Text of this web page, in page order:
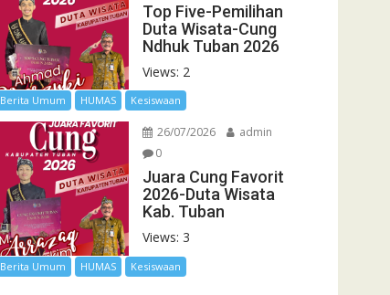
Top Five-Pemilihan
Duta Wisata-Cung
Ndhuk Tuban 2026
Views: 2
Berita Umum HUMAS Kesiswaan
26/07/2026
admin
0
Juara Cung Favorit
2026-Duta Wisata
Kab. Tuban
Views: 3
Berita Umum HUMAS Kesiswaan